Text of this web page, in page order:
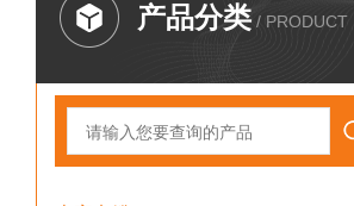
产品分类 / PRODUCT